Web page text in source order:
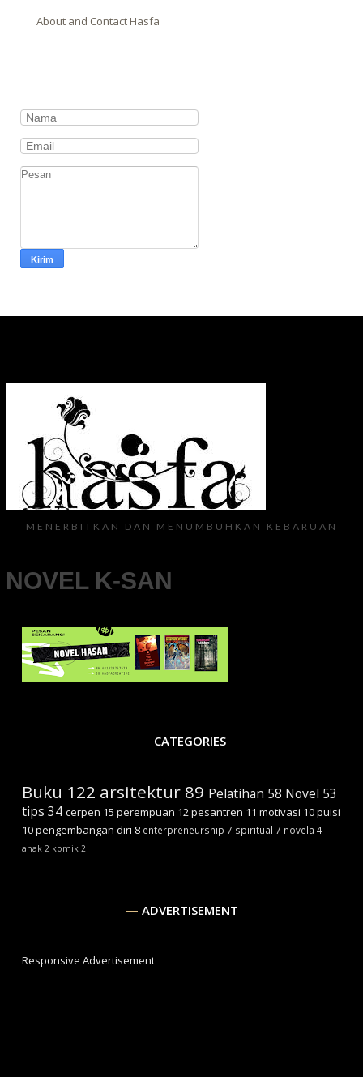
About and Contact Hasfa
MENERBITKAN DAN MENUMBUHKAN KEBARUAN
NOVEL K-SAN
CATEGORIES
Buku 122 arsitektur 89 Pelatihan 58 Novel 53
tips 34 cerpen 15 perempuan 12pesantren 11 motivasi 10puisi
10pengembangan diri 8 enterpreneurship 7 spiritual 7 novela 4
anak 2 komik 2
ADVERTISEMENT
Responsive Advertisement